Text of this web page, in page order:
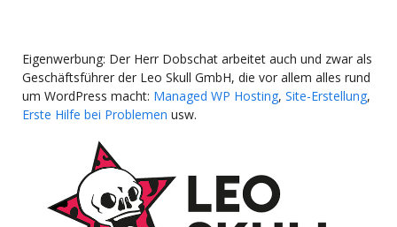
Eigenwerbung: Der Herr Dobschat arbeitet auch und zwar als
Geschäftsführer der Leo Skull GmbH, die vor allem alles rund
um WordPress macht: Managed WP Hosting, Site-Erstellung,
Erste Hilfe bei Problemen usw.